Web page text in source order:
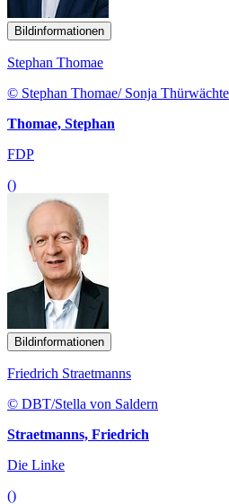
Bildinformationen
Stephan Thomae
© Stephan Thomae/ Sonja
Thomae, Stephan
FDP
()
Bildinformationen
Friedrich Straetmanns
© DBT/Stella von Saldern
Straetmanns, Friedrich
Die Linke
()